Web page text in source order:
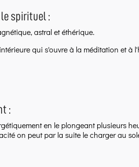
spirituel :
astral et éthérique.
qui s'ouvre à la méditation et à
:
en le plongeant plusieurs
on peut par la suite le charger au